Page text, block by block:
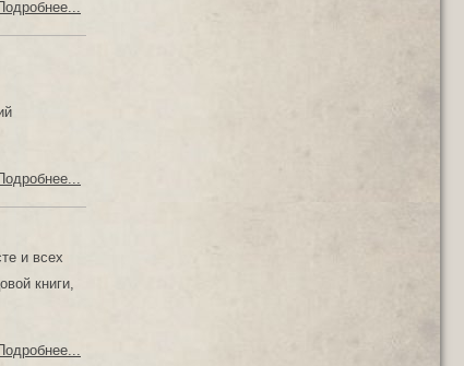
и всех
книги,